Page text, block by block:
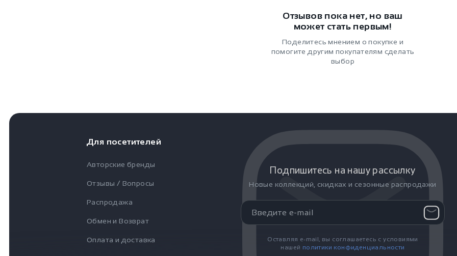
Отзывов пока нет, но ваш
может стать первым!
Поделитесь мнением о покупке и
помогите другим покупателям сделать
выбор
Для посетителей
Авторские бренды
Отзывы / Вопросы
Распродажа
Обмен и Возврат
Оплата и доставка
Подпишитесь на нашу рассылку
Новые коллекций, скидках и сезонные распродажи
Оставляя e-mail, вы соглашаетесь с условиями
нашей политики конфиденциальности